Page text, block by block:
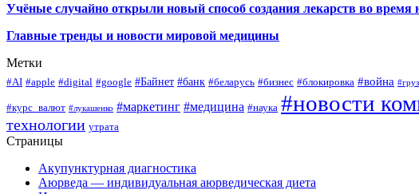
Учёные случайно открыли новый способ создания лекарств во время
Главные тренды и новости мировой медицины
Метки
#AI #apple #digital #google #Байнет #банк #беларусь #бизнес #блокировка #война
#курс_валют #лукашенко #маркетинг #медицина #наука #новости
технологии утрата
Страницы
Акупунктурная диагностика
Аюрведа — индивидуальная аюрведическая диета